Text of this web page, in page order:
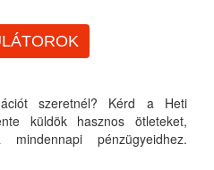
szeretnél? Kérd a Heti
küldök hasznos ötleteket,
pénzügyeidhez.